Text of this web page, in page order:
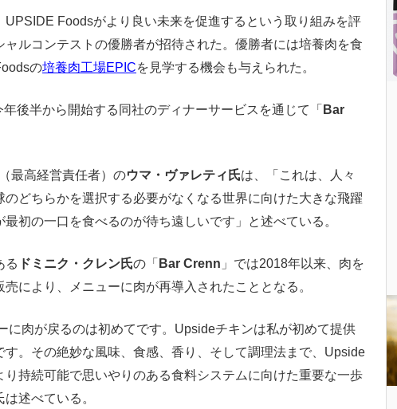
UPSIDE Foodsがより良い未来を促進するという取り組みを評
ルコンテストの優勝者が招待された。優勝者には培養肉を食
の培養肉工場EPICを見学する機会も与えられた。
後半から開始する同社のディナーサービスを通じて「 Bar
最高経営責任者）のウマ・ヴァレティ氏は、「これは、人々
どちらかを選択する必要がなくなる世界に向けた大きな飛躍
初の一口を食べるのが待ち遠しいです」と述べている。
る ドミニク・クレン氏の「 Bar Crenn 」では2018年以来、肉を
により、メニューに肉が再導入されたこととなる。
に肉が戻るのは初めてです。Upsideチキンは私が初めて提供
す。その絶妙な風味、食感、香り、そして調理法まで、Upside
持続可能で思いやりのある食料システムに向けた重要な一歩
述べている。